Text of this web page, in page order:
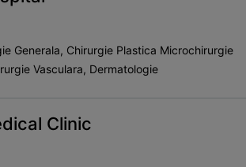
Generala, Chirurgie Plastica Microchirurgie
Vasculara, Dermatologie
Clinic